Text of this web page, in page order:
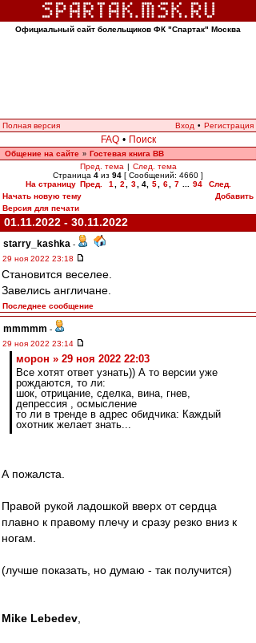
Официальный сайт болельщиков ФК "Спартак" Москва
Полная версия Вход • Регистрация
FAQ • Поиск
Общение на сайте » Гостевая книга ВВ
Пред. тема | След. тема
Страница 4 из 94 [ Сообщений: 4660 ]
На страницу Пред. 1 2 3 4, 5 6 7 94
След.
Начать новую тему
Добавить
Версия для печати
01.11.2022 - 30.11.2022
starry_kashka -
29 ноя 2022 23:18
Становится веселее.
Завелись англичане.
Последнее сообщение
mmmmm -
29 ноя 2022 23:14
морон » 29 ноя 2022 22:03
Все хотят ответ узнать)) А то версии уже
рождаются, то ли:
шок, отрицание, сделка, вина, гнев,
депрессия , осмысление
то ли в тренде в адрес обидчика: Каждый
охотник желает знать...
А пожалста.
Правой рукой ладошкой вверх от сердца
плавно к правому плечу и сразу резко вниз к
ногам.
(лучше показать, но думаю - так получится)
Mike Lebedev